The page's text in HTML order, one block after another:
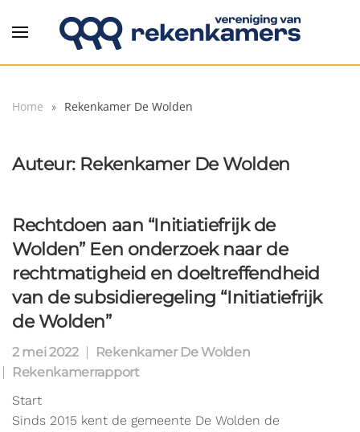
Overslaan en naar de inhoud gaan
Home Rekenkamer De Wolden
Auteur: Rekenkamer De Wolden
Rechtdoen aan “Initiatiefrijk de
Wolden” Een onderzoek naar de
rechtmatigheid en doeltreffendheid
van de subsidieregeling “Initiatiefrijk
de Wolden”
2 mei 2022
Rekenkamer De Wolden
Rekenkamerrapport
Start
Sinds 2015 kent de gemeente De Wolden de